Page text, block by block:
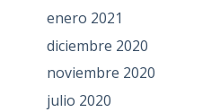
enero 2021
diciembre 2020
noviembre 2020
julio 2020